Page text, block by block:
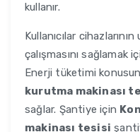
kullanır.
Kullanıcılar
çalışmasını sağlamak
Enerji tüketimi
kurutma makinası
sağlar. Şantiye için
makinası tesisi